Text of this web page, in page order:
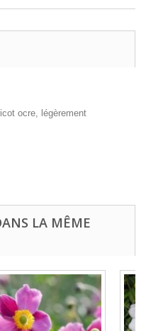
ocre, légèrement
LA MÊME